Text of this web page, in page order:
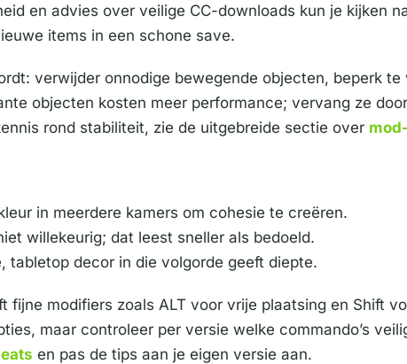
en advies over veilige CC-downloads kun je kijken
items in een schone save.
verwijder onnodige bewegende objecten, beperk
objecten kosten meer performance; vervang ze
rond stabiliteit, zie de uitgebreide sectie over
in meerdere kamers om cohesie te creëren.
willekeurig; dat leest sneller als bedoeld.
tabletop decor in die volgorde geeft diepte.
fijne modifiers zoals ALT voor vrije plaatsing en Shift
maar controleer per versie welke commando’s
en pas de tips aan je eigen versie aan.